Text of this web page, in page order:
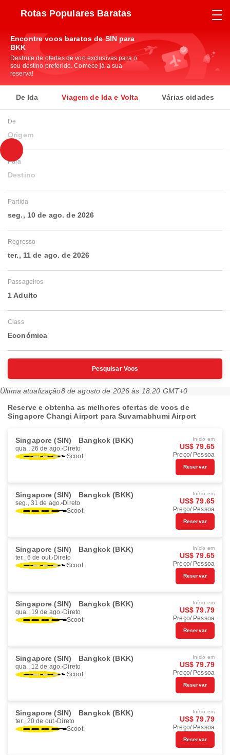
Rotas Populares Baratas
Encontre voos baratos de SIN para
BKK
Desfrute de ofertas de voo exclusivas para o
seu destino preferido. Comece já a sua
reserva!
De Ida Viagem de Ida e Volta Várias cidades
De
Origem
Para
Destino
Partida
seg., 10 de ago. de 2026
Regresso
ter., 11 de ago. de 2026
Passageiros
1 Adulto
Class
Económica
Pesquisar Voos
Última atualização8 de agosto de 2026 às 18:20 GMT+0
Reserve e obtenha as melhores ofertas de voos de
Singapore Changi Airport para Suvarnabhumi Airport
Singapore (SIN) Bangkok (BKK)
qua., 26 de ago. Direto
Scoot
Início em
US$ 79.65
Preço/ Pessoa
Reservar
Singapore (SIN) Bangkok (BKK)
seg., 31 de ago. Direto
Scoot
Início em
US$ 79.65
Preço/ Pessoa
Reservar
Singapore (SIN) Bangkok (BKK)
ter., 6 de out. Direto
Scoot
Início em
US$ 79.65
Preço/ Pessoa
Reservar
Singapore (SIN) Bangkok (BKK)
qua., 19 de ago. Direto
Scoot
Início em
US$ 79.79
Preço/ Pessoa
Reservar
Singapore (SIN) Bangkok (BKK)
qua., 12 de ago. Direto
Scoot
Início em
US$ 79.79
Preço/ Pessoa
Reservar
Singapore (SIN) Bangkok (BKK)
ter., 20 de out. Direto
Scoot
Início em
US$ 79.79
Preço/ Pessoa
Reservar